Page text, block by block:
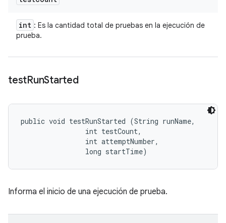
int : Es la cantidad total de pruebas en la ejecución de
prueba.
testRunStarted
public void testRunStarted (String runName,
                int testCount,
                int attemptNumber,
                long startTime)
Informa el inicio de una ejecución de prueba.